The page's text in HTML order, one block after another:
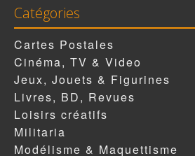
Catégories
Cartes Postales
Cinéma, TV & Video
Jeux, Jouets & Figurines
Livres, BD, Revues
Loisirs créatifs
Militaria
Modélisme & Maquettisme